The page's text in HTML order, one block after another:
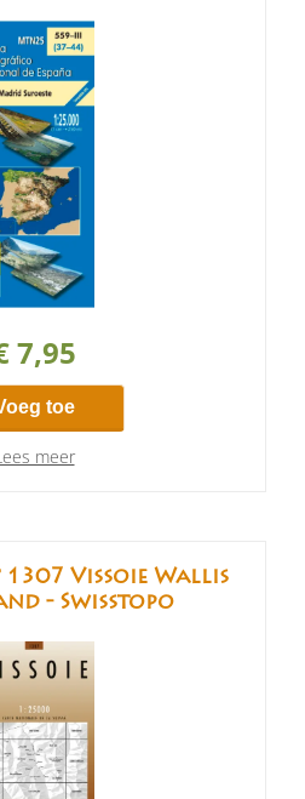
7,95
toe
meer
Vissoie Wallis
- Swisstopo